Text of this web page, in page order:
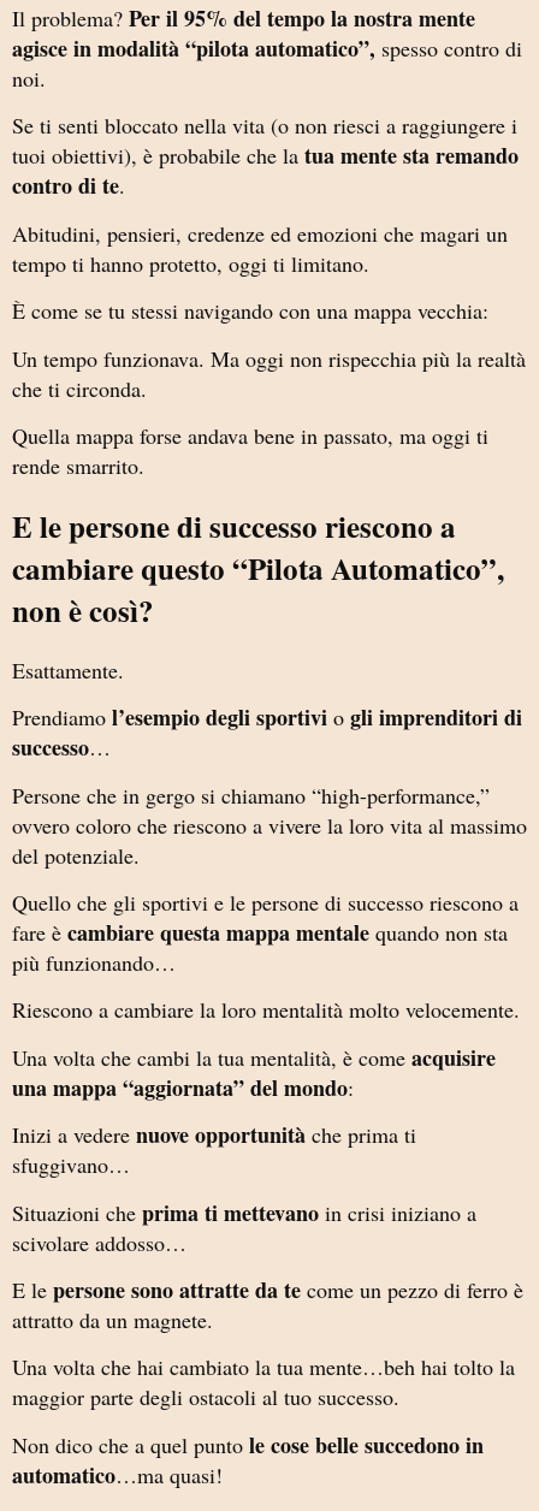
Il problema? Per il 95% del tempo la nostra mente
agisce in modalità “pilota automatico”, spesso contro di
noi.
Se ti senti bloccato nella vita (o non riesci a raggiungere i
tuoi obiettivi), è probabile che la tua mente sta remando
contro di te.
Abitudini, pensieri, credenze ed emozioni che magari un
tempo ti hanno protetto, oggi ti limitano.
È come se tu stessi navigando con una mappa vecchia:
Un tempo funzionava. Ma oggi non rispecchia più la realtà
che ti circonda.
Quella mappa forse andava bene in passato, ma oggi ti
rende smarrito.
E le persone di successo riescono a
cambiare questo “Pilota Automatico”,
non è così?
Esattamente.
Prendiamo l’esempio degli sportivi o gli imprenditori di
successo…
Persone che in gergo si chiamano “high-performance,”
ovvero coloro che riescono a vivere la loro vita al massimo
del potenziale.
Quello che gli sportivi e le persone di successo riescono a
fare è cambiare questa mappa mentale quando non sta
più funzionando…
Riescono a cambiare la loro mentalità molto velocemente.
Una volta che cambi la tua mentalità, è come acquisire
una mappa “aggiornata” del mondo:
Inizi a vedere nuove opportunità che prima ti
sfuggivano…
Situazioni che prima ti mettevano in crisi iniziano a
scivolare addosso…
E le persone sono attratte da te come un pezzo di ferro è
attratto da un magnete.
Una volta che hai cambiato la tua mente…beh hai tolto la
maggior parte degli ostacoli al tuo successo.
Non dico che a quel punto le cose belle succedono in
automatico…ma quasi!